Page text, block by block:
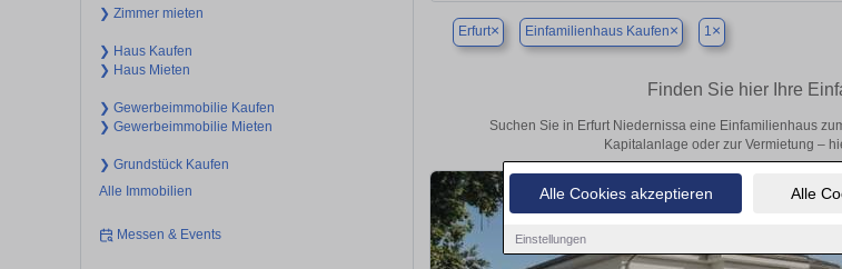
Alle Cookies akzeptieren Alle
Einstellungen
❯ Zimmer mieten
❯ Haus Kaufen
❯ Haus Mieten
❯ Gewerbeimmobilie Kaufen
❯ Gewerbeimmobilie Mieten
❯ Grundstück Kaufen
Alle Immobilien
Messen & Events
Erfurt× Einfamilienhaus Kaufen× 1×
Finden Sie hier Ihre
Suchen Sie in Erfurt Niedernissa eine Einfamilienhaus
Kapitalanlage oder zur Vermietung –